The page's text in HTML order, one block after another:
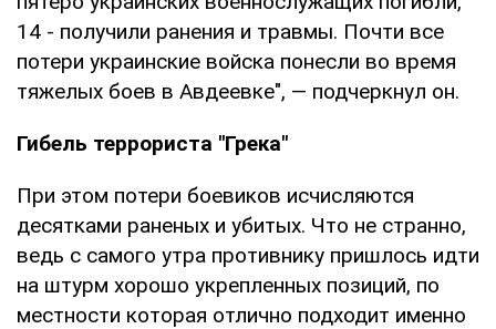
14 - получили ранения и травмы. Почти все
потери украинские войска понесли во время
тяжелых боев в Авдеевке", — подчеркнул он.
Гибель террориста "Грека"
При этом потери боевиков исчисляются
десятками раненых и убитых. Что не странно,
ведь с самого утра противнику пришлось идти
на штурм хорошо укрепленных позиций, по
местности которая отлично подходит именно